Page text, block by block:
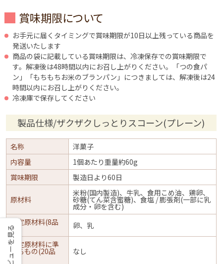
賞味期限について
お手元に届くタイミングで賞味期限が10日以上残っている商品を
発送いたします
商品の袋に記載している賞味期限は、冷凍保存での賞味期限で
す。解凍後は48時間以内にお召し上がりください。「つの食パ
ン」「もちもちお米のブランパン」につきましては、解凍後は24
時間以内にお召し上がりください。
冷凍庫で保存してください
製品仕様/ザクザクしっとりスコーン(プレーン)
名称
洋菓子
内容量
1個あたり重量約60g
賞味期限
製造日より60日
原材料
米粉(国内製造)、牛乳、食用こめ油、鶏卵、
砂糖(てん菜含蜜糖)、食塩 / 膨張剤(一部に乳
成分・卵を含む)
特定原材料(8品
目)
卵、乳
特定原材料に準
ずるもの(20品
目)
なし
レビューを見る